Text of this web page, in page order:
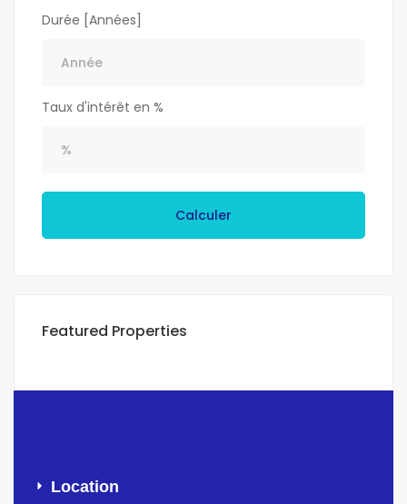
Durée [Années]
Taux d'intérêt en %
Calculer
Featured Properties
Location